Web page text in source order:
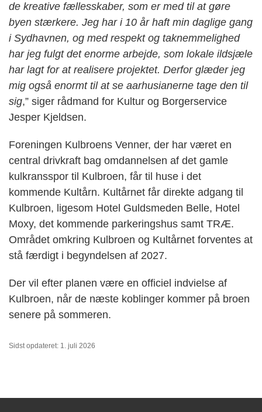
de kreative fællesskaber, som er med til at gøre
byen stærkere. Jeg har i 10 år haft min daglige gang
i Sydhavnen, og med respekt og taknemmelighed
har jeg fulgt det enorme arbejde, som lokale ildsjæle
har lagt for at realisere projektet. Derfor glæder jeg
mig også enormt til at se aarhusianerne tage den til
sig,” siger rådmand for Kultur og Borgerservice
Jesper Kjeldsen.
Foreningen Kulbroens Venner, der har været en
central drivkraft bag omdannelsen af det gamle
kulkransspor til Kulbroen, får til huse i det
kommende Kultårn. Kultårnet får direkte adgang til
Kulbroen, ligesom Hotel Guldsmeden Belle, Hotel
Moxy, det kommende parkeringshus samt TRÆ.
Området omkring Kulbroen og Kultårnet forventes at
stå færdigt i begyndelsen af 2027.
Der vil efter planen være en officiel indvielse af
Kulbroen, når de næste koblinger kommer på broen
senere på sommeren.
Sidst opdateret: 1. juli 2026